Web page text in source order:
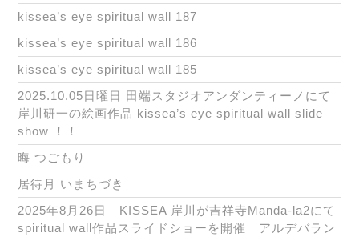
kissea’s eye spiritual wall 187
kissea’s eye spiritual wall 186
kissea’s eye spiritual wall 185
2025.10.05日曜日 田端スタジオアンダンティーノにて
岸川研一の絵画作品 kissea’s eye spiritual wall slide
show ！！
晦 つごもり
居待月 いまちづき
2025年8月26日 KISSEA 岸川が吉祥寺Manda-la2にて
spiritual wall作品スライドショーを開催 アルデバラン